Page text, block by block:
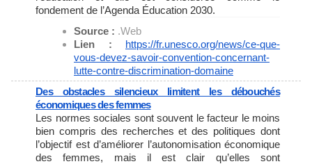
fondement de l’Agenda Éducation 2030.
Source : .Web
Lien : https://fr.unesco.org/news/ce-que-
vous-devez-savoir-convention-concernant-
lutte-contre-discrimination-domaine
Des obstacles silencieux limitent les débouchés
économiques des femmes
Les normes sociales sont souvent le facteur le moins
bien compris des recherches et des politiques dont
l’objectif est d’améliorer l’autonomisation économique
des femmes, mais il est clair qu’elles sont